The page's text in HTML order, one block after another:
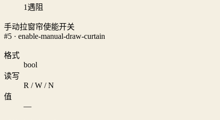
1遇阻
手动拉窗帘使能开关
#5 · enable-manual-draw-curtain
格式
bool
读写
R / W / N
值
—